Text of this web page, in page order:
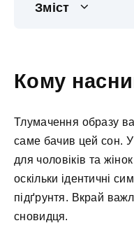
Зміст
Кому
Тлумачення образу
саме бачив цей сон.
для чоловіків та
оскільки ідентичні
підґрунтя. Вкрай
сновидця.